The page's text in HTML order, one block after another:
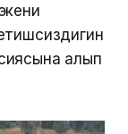
алып